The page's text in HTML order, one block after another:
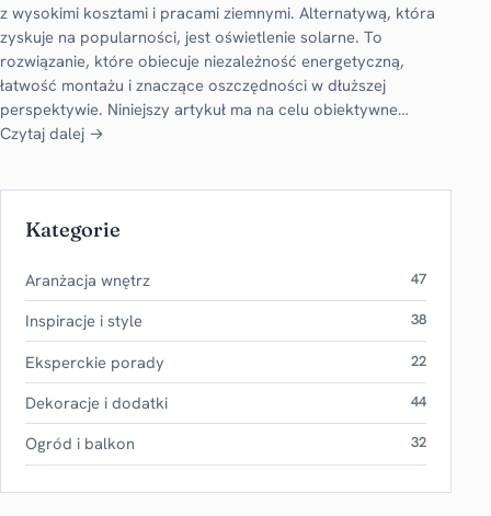
z wysokimi kosztami i pracami ziemnymi. Alternatywą, która
zyskuje na popularności, jest oświetlenie solarne. To
rozwiązanie, które obiecuje niezależność energetyczną,
łatwość montażu i znaczące oszczędności w dłuższej
perspektywie. Niniejszy artykuł ma na celu obiektywne…
Czytaj dalej →
Kategorie
Aranżacja wnętrz 47
Inspiracje i style 38
Eksperckie porady 22
Dekoracje i dodatki 44
Ogród i balkon 32